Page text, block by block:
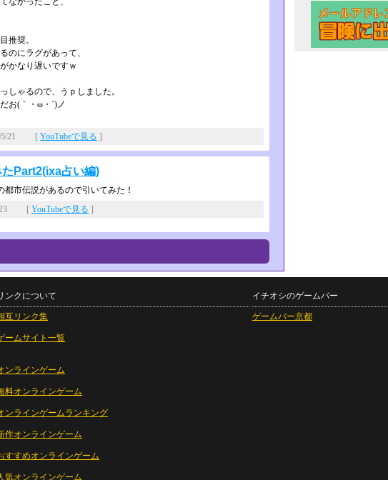
推奨。
のにラグがあって、
かなり遅いですｗ
しゃるので、うｐしました。
お(｀・ω・´)ノ
05/21 [ YouTubeで見る ]
Part2(ixa占い編)
市伝説があるので引いてみた！
23 [ YouTubeで見る ]
ンクについて
互リンク集
ームサイト一覧
ンラインゲーム
料オンラインゲーム
ンラインゲームランキング
作オンラインゲーム
すすめオンラインゲーム
気オンラインゲーム
イチオシのゲームバー
ゲームバー京都